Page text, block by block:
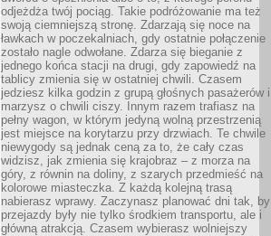
odjeżdża twój pociąg. Takie podróżowanie ma też
swoją ciemniejszą stronę. Zdarzają się noce na
ławkach w poczekalniach, gdy ostatnie połączenie
zostało nagle odwołane. Zdarza się bieganie z
jednego końca stacji na drugi, gdy zapowiedź na
tablicy zmienia się w ostatniej chwili. Czasem
jedziesz kilka godzin z grupą głośnych pasażerów i
marzysz o chwili ciszy. Innym razem trafiasz na
pełny wagon, w którym jedyną wolną przestrzenią
jest miejsce na korytarzu przy drzwiach. Te chwile
niewygody są jednak ceną za to, że cały czas
widzisz, jak zmienia się krajobraz – z morza na
góry, z równin na doliny, z szarych przedmieść na
kolorowe miasteczka. Z każdą kolejną trasą
nabierasz wprawy. Zaczynasz planować dni tak, by
przejazdy były nie tylko środkiem transportu, ale i
główną atrakcją. Czasem wybierasz wolniejszy